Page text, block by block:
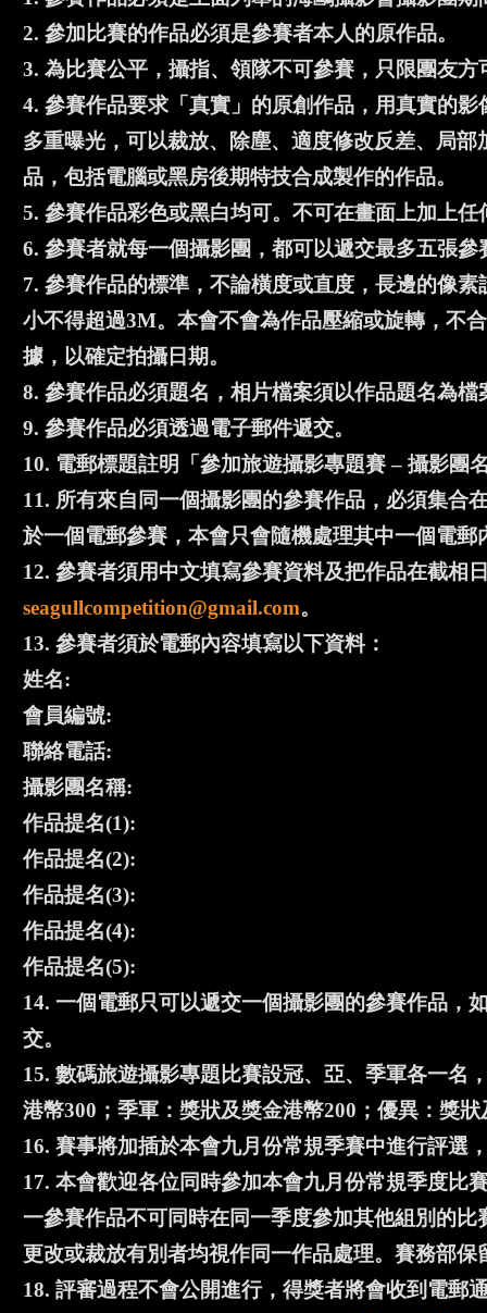
2. 參加比賽的作品必須是參賽者本人的原作品。
3. 為比賽公平，攝指、領隊不可參賽，只限團友方
4. 參賽作品要求「真實」的原創作品，用真實的
多重曝光，可以裁放、除塵、適度修改反差、局
品，包括電腦或黑房後期特技合成製作的作品。
5. 參賽作品彩色或黑白均可。不可在畫面上加上
6. 參賽者就每一個攝影團，都可以遞交最多五張參
7. 參賽作品的標準，不論橫度或直度，長邊的像
小不得超過3M。本會不會為作品壓縮或旋轉，不
據，以確定拍攝日期。
8. 參賽作品必須題名，相片檔案須以作品題名為檔
9. 參賽作品必須透過電子郵件遞交。
10. 電郵標題註明「參加旅遊攝影專題賽 – 攝影團
11. 所有來自同一個攝影團的參賽作品，必須集合
於一個電郵參賽，本會只會隨機處理其中一個電郵
12. 參賽者須用中文填寫參賽資料及把作品在截相
seagullcompetition@gmail.com。
13. 參賽者須於電郵內容填寫以下資料：
姓名:
會員編號:
聯絡電話:
攝影團名稱:
作品提名(1):
作品提名(2):
作品提名(3):
作品提名(4):
作品提名(5):
14. 一個電郵只可以遞交一個攝影團的參賽作品，
交。
15. 數碼旅遊攝影專題比賽設冠、亞、季軍各一名
港幣300；季軍：獎狀及獎金港幣200；優異：獎
16. 賽事將加插於本會九月份常規季賽中進行評選
17. 本會歡迎各位同時參加本會九月份常規季度比
一參賽作品不可同時在同一季度參加其他組別的
更改或裁放有別者均視作同一作品處理。賽務部
18. 評審過程不會公開進行，得獎者將會收到電郵